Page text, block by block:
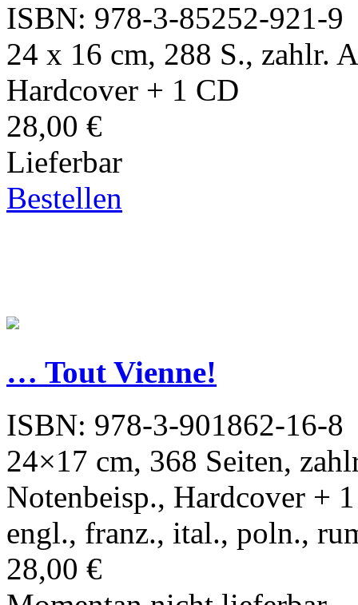
ISBN: 978-3-85252-921-9
24 x 16 cm, 288 S., zahlr.
Hardcover + 1 CD
28,00 €
Lieferbar
Bestellen
… Tout Vienne!
ISBN: 978-3-901862-16-8
24×17 cm, 368 Seiten,
Notenbeisp., Hardcover +
engl., franz., ital., poln.,
28,00 €